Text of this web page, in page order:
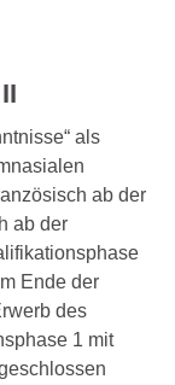
als
ab der
ab der
Ende der
des
1 mit